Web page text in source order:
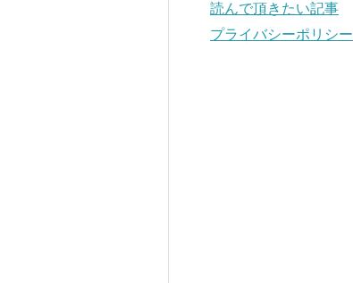
読んで頂きたい記事
プライバシーポリシー